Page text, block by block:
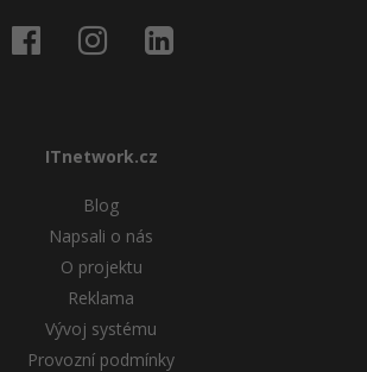
ITnetwork.cz
Blog
Napsali o nás
O projektu
Reklama
Vývoj systému
Provozní podmínky